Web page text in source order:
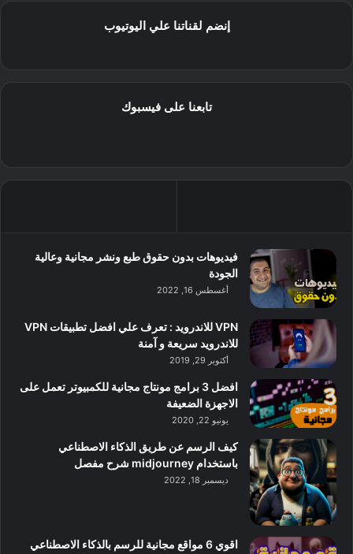
إنضم لقناتنا علي اليوتيوب
تابعنا على فيسبوك
فيديوهات بدون حقوق طبع ونشر مجانية وعالية
الجودة
أغسطس 16, 2022
VPN للاندرويد : تعرف علي افضل تطبيقات VPN
للاندرويد سريعة و آمنة
أكتوبر 29, 2019
افضل 3 برامج مونتاج مجانية للكمبيوتر تعمل على
الاجهزة الضعيفة
يونيو 22, 2020
كيف الرسم عن طريق الذكاء الاصطناعي
باستخدام midjourney شرح مفصل
ديسمبر 18, 2022
اقوي 6 مواقع مجانية للرسم بالذكاء الاصطناعي